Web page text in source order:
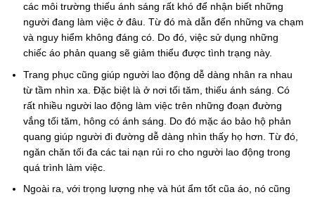
các môi trường thiếu ánh sáng rất khó để nhận biết những
người đang làm việc ở đâu. Từ đó mà dẫn đến những va chạm
và nguy hiểm không đáng có. Do đó, việc sử dụng những
chiếc áo phản quang sẽ giảm thiểu được tình trạng này.
Trang phục cũng giúp người lao động dễ dàng nhân ra nhau
từ tầm nhìn xa. Đặc biệt là ở nơi tối tăm, thiếu ánh sáng. Có
rất nhiều người lao động làm việc trên những đoạn đường
vắng tối tăm, hông có ánh sáng. Do đó mặc áo bảo hộ phản
quang giúp người đi đường dễ dàng nhìn thấy họ hơn. Từ đó,
ngăn chăn tối đa các tai nạn rủi ro cho người lao động trong
quá trình làm việc.
Ngoài ra, với trọng lượng nhẹ và hút ẩm tốt cũa áo, nó cũng